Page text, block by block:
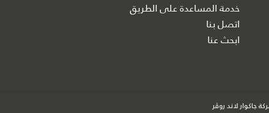
خدمة المساعدة على الطريق
اتصل بنا
ابحث عنا
جاكوار لاند روڤر